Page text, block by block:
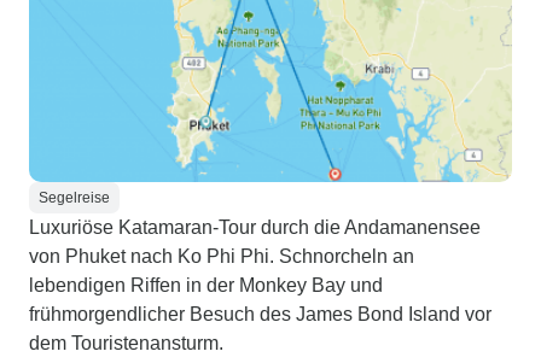
Segelreise
Luxuriöse Katamaran-Tour durch die Andamanensee
von Phuket nach Ko Phi Phi. Schnorcheln an
lebendigen Riffen in der Monkey Bay und
frühmorgendlicher Besuch des James Bond Island vor
dem Touristenansturm.